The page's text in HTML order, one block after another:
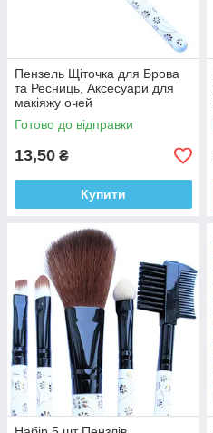
Пензель Щіточка для Брова
та Ресниць, Аксесуари для
макіяжу очей
Готово до відправки
13,50 ₴
Купити